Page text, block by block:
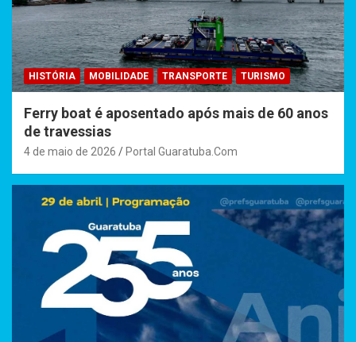
HISTÓRIA MOBILIDADE TRANSPORTE TURISMO
Ferry boat é aposentado após mais de 60 anos
de travessias
4 de maio de 2026 Portal Guaratuba.Com